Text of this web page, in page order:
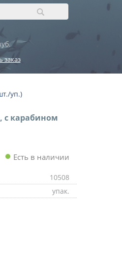
уп.)
с карабином
Есть в наличии
10508
упак.